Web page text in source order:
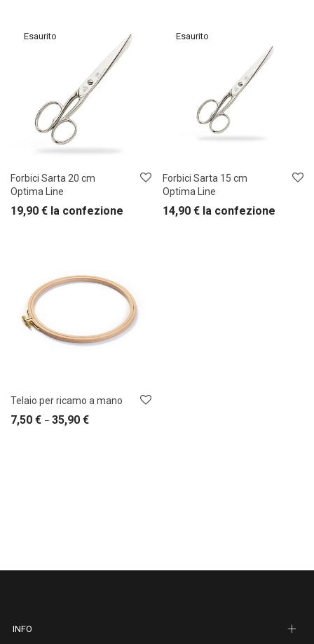
Forbici Sarta 20 cm
Optima Line
19,90 € la confezione
Forbici Sarta 15 cm
Optima Line
14,90 € la confezione
Telaio per ricamo a mano
7,50 € – 35,90 €
INFO